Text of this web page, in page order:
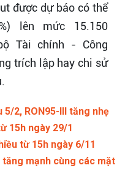
được dự báo có thể
lên mức 15.150
Tài chính - Công
trích lập hay chi sử
2, RON95-III tăng nhẹ
15h ngày 29/1
từ 15h ngày 6/11
mạnh cùng các mặt